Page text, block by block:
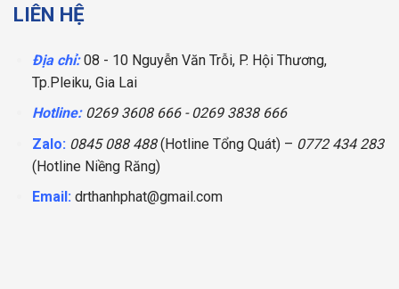
LIÊN HỆ
Địa chỉ: 08 - 10 Nguyễn Văn Trỗi, P. Hội Thương,
Tp.Pleiku, Gia Lai
Hotline: 0269 3608 666-0269 3838 666
Zalo: 0845 088 488(Hotline Tổng Quát) – 0772 434 283
(Hotline Niềng Răng)
Email: drthanhphat@gmail.com